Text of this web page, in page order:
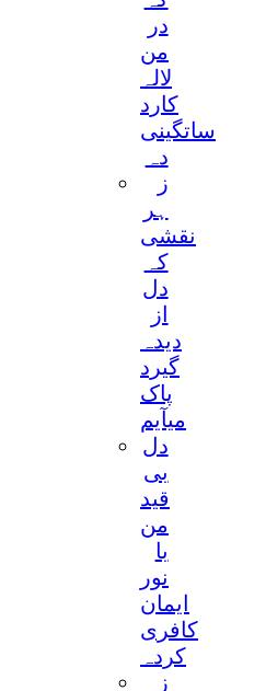
در
من
لالہ
کارد
ساتگینی
دہ
ز
ہر
نقشی
کہ
دل
از
دیدہ
گیرد
پاک
میآیم
دل
بی
قید
من
با
نور
ایمان
کافری
کردہ
ز